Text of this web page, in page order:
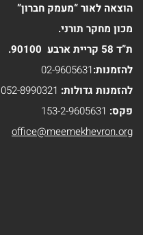
הוצאה לאור “מעמק חברון”
מכון מחקר תורני.
ת”ד 58 קריית ארבע 90100.
להזמנות:02-9605631
להזמנות גדולות: 052-8990321
פקס: 153-2-9605631
office@meemekhevron.org